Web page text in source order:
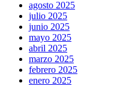
agosto 2025
julio 2025
junio 2025
mayo 2025
abril 2025
marzo 2025
febrero 2025
enero 2025